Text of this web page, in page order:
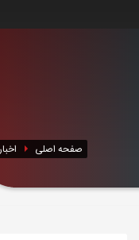
صفحه اصلی